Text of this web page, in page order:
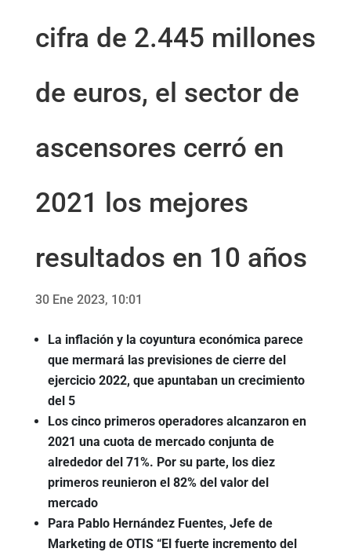
cifra de 2.445 millones
de euros, el sector de
ascensores cerró en
2021 los mejores
resultados en 10 años
30 Ene 2023, 10:01
La inflación y la coyuntura económica parece
que mermará las previsiones de cierre del
ejercicio 2022, que apuntaban un crecimiento
del 5
Los cinco primeros operadores alcanzaron en
2021 una cuota de mercado conjunta de
alrededor del 71%. Por su parte, los diez
primeros reunieron el 82% del valor del
mercado
Para Pablo Hernández Fuentes, Jefe de
Marketing de OTIS “El fuerte incremento del